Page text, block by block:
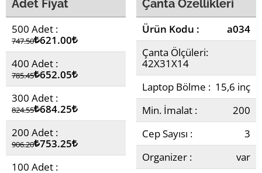
Adet Fiyat
500 Adet :
747.50 Lira
621.00
400 Adet :
785.45 Lira
652.05
300 Adet :
824.55 Lira
684.25
200 Adet :
906.20 Lira
753.25
100 Adet :
Çanta Özellikleri
Ürün Kodu :
a034
Çanta Ölçüleri:
42X31X14
Laptop Bölme : 15,6 inç
Min. İmalat :
200
Cep Sayısı :
3
Organizer :
var